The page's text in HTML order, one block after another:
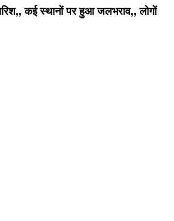
कई स्थानों पर हुआ जलभराव,, लोगों